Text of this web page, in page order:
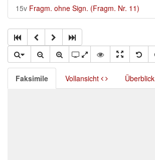
15v Fragm. ohne Sign. (Fragm. Nr. 11)
Faksimile Vollansicht Überblick